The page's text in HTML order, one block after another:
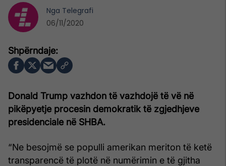
Donald Trump vazhdon të vazhdojë të vë në
pikëpyetje procesin demokratik të zgjedhjeve
presidenciale në SHBA.
“Ne besojmë se populli amerikan meriton të ketë
transparencë të plotë në numërimin e të gjitha
Nga Telegrafi
06/11/2020